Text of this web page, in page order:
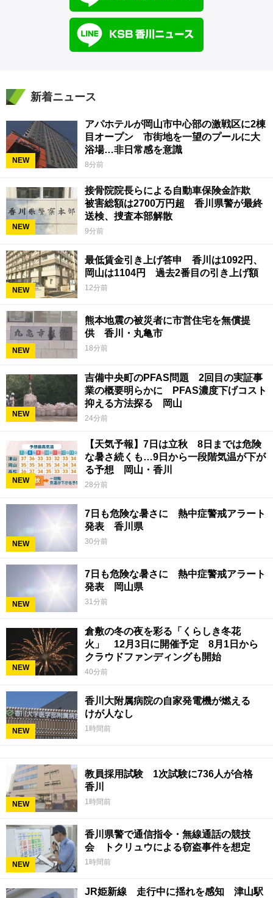
新着ニュース
NEW
アパホテルが岡山市中心部の激戦区に2棟
目オープン 市街地を一望のプールに大
浴場…非日常感を意識
8分前
NEW
接骨院院長らによる自動車保険金詐欺
被害総額は2700万円超 香川県警が最終
送検、捜査本部解散
9分前
NEW
最低賃金引き上げ答申 香川は1092円、
岡山は1104円 過去2番目の引き上げ額
12分前
NEW
熊本地震の被災者に市営住宅を無償提
供 香川・丸亀市
18分前
NEW
吉備中央町のPFAS問題 2回目の実証事
業の概要明らかに PFAS濃度下げコスト
抑える方法探る 岡山
24分前
NEW
【天気予報】7日は立秋 8日までは危険
な暑さ続くも…9日から一段階気温が下が
る予想 岡山・香川
28分前
NEW
7日も危険な暑さに 熱中症警戒アラート
発表 香川県
30分前
NEW
7日も危険な暑さに 熱中症警戒アラート
発表 岡山県
31分前
NEW
倉敷の冬の夜を彩る「くらしき冬花
火」 12月3日に開催予定 8月1日から
クラウドファンディングも開始
40分前
NEW
香川大附属病院の自家発電機が燃える
けが人なし
1時間前
NEW
教員採用試験 1次試験に736人が合格
香川
1時間前
NEW
香川県警で通信指令・無線通話の競技
会 トクリュウによる窃盗事件を想定
1時間前
JR姫新線 走行中に揺れを感知 津山駅